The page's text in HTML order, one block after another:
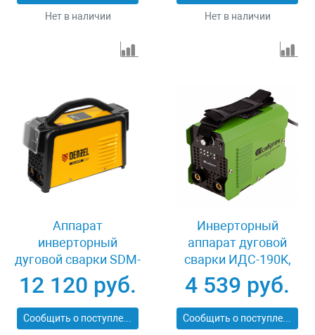
Нет в наличии Нет в наличии
Аппарат
инверторный
дуговой сварки SDM-
220 Top, 220 А, ПВ
60% Denzel 94357
12 120 руб.
Сообщить о поступлении
Инверторный
аппарат дуговой
сварки ИДС-190K,
190 А, ПВ 80%
Сибртех 94394
4 539 руб.
Сообщить о поступлении